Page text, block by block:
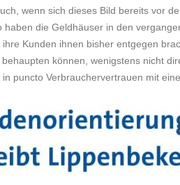
wenn sich dieses Bild bereits vor
haben die Geldhäuser in den
Kunden ihnen bisher entgegen
können, wenigstens nicht
puncto Verbrauchervertrauen mit